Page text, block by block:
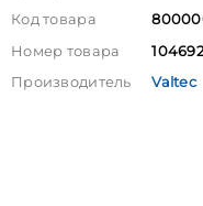
Код товара
Номер товара
Производитель
Valtec